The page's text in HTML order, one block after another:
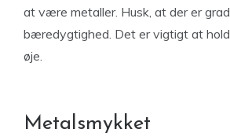
at være metaller. Husk, at der er
bæredygtighed. Det er vigtigt at
øje.
Metalsmykket